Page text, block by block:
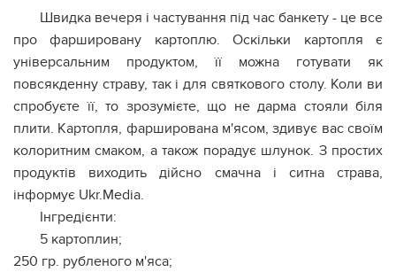
Швидка вечеря і частування під час банкету - це все
про фаршировану картоплю. Оскільки картопля є
універсальним продуктом, її можна готувати як
повсякденну страву, так і для святкового столу. Коли ви
спробуєте її, то зрозумієте, що не дарма стояли біля
плити. Картопля, фарширована м'ясом, здивує вас своїм
колоритним смаком, а також порадує шлунок. З простих
продуктів виходить дійсно смачна і ситна страва,
інформує Ukr.Media.
Інгредієнти:
5 картоплин;
250 гр. рубленого м'яса;